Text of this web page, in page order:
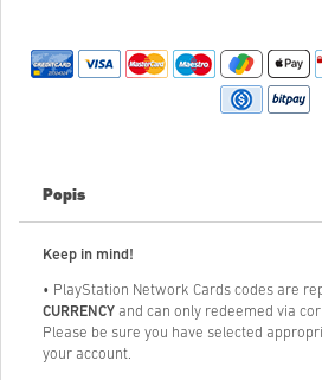
Popis
Keep in mind!
• PlayStation Network Cards codes are
CURRENCY and can only redeemed via
Please be sure you have selected
your account.